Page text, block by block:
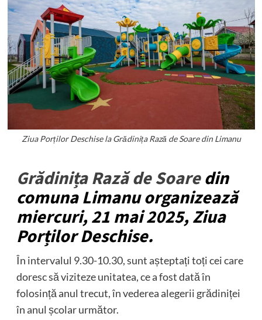
Ziua Porților Deschise la Grădinița Rază de Soare din Limanu
Grădinița Rază de Soaredin
comuna Limanu organizează
miercuri, 21 mai 2025, Ziua
Porților Deschise.
În intervalul 9.30-10.30, sunt așteptați toți cei care
doresc să viziteze unitatea, ce a fost dată în
folosință anul trecut, în vederea alegerii grădiniței
în anul școlar următor.